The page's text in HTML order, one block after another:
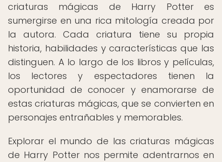
criaturas mágicas de Harry Potter es
sumergirse en una rica mitología creada por
la autora. Cada criatura tiene su propia
historia, habilidades y características que las
distinguen. A lo largo de los libros y películas,
los lectores y espectadores tienen la
oportunidad de conocer y enamorarse de
estas criaturas mágicas, que se convierten en
personajes entrañables y memorables.
Explorar el mundo de las criaturas mágicas
de Harry Potter nos permite adentrarnos en